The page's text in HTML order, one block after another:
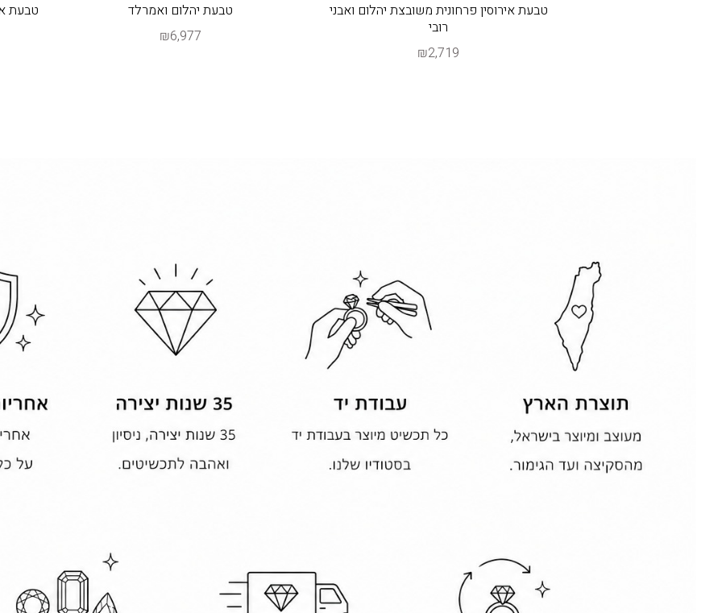
טבעת אירוסין פרחונית משובצת יהלום ואבני
רובי
₪2,719
טבעת יהלום ואמרלד
₪6,977